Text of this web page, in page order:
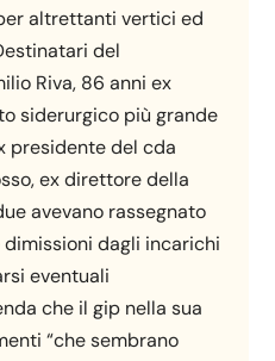
altrettanti vertici ed
del
Riva, 86 anni ex
siderurgico più grande
presidente del cda
ex direttore della
avevano rassegnato
dagli incarichi
eventuali
che il gip nella sua
“che sembrano